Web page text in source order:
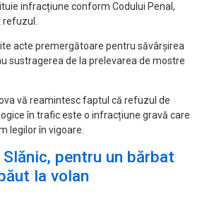
infracțiune conform Codului Penal,
refuzul.
acte premergătoare pentru săvârșirea
sustragerea de la prelevarea de mostre
vă reamintesc faptul că refuzul de
în trafic este o infracțiune gravă care
legilor în vigoare.
pentru un bărbat
la volan